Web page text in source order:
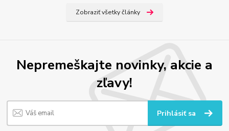
Zobraziť všetky články
Nepremeškajte novinky, akcie a
zľavy!
Prihlásiť sa